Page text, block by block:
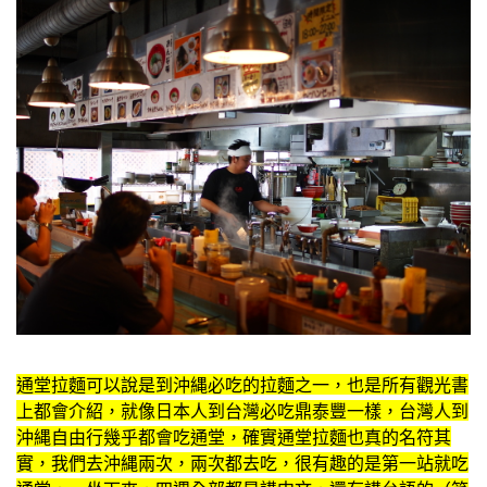
通堂拉麵可以說是到沖縄必吃的拉麵之一，也是所有觀光書
上都會介紹，就像日本人到台灣必吃鼎泰豐一樣，台灣人到
沖縄自由行幾乎都會吃通堂，確實通堂拉麵也真的名符其
實，我們去沖縄兩次，兩次都去吃，很有趣的是第一站就吃